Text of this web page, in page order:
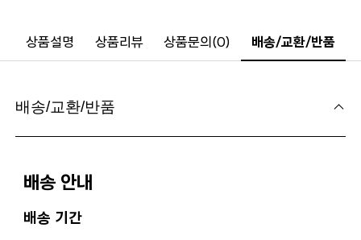
상품설명 상품리뷰 상품문의(0) 배송/교환/반품
배송/교환/반품
배송 안내
배송 기간